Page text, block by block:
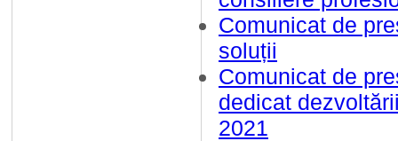
Comunicat de
soluții
Comunicat de
dedicat
2021